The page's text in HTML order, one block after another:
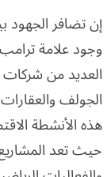
إن تضافر الجهود
وجود علامة
العديد من
الجولف
هذه الأنشطة
حيث تعد